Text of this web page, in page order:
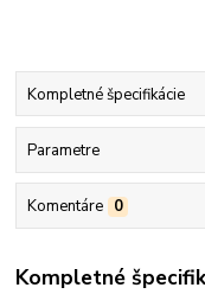
Kompletné špecifikácie
Parametre
Komentáre 0
Kompletné